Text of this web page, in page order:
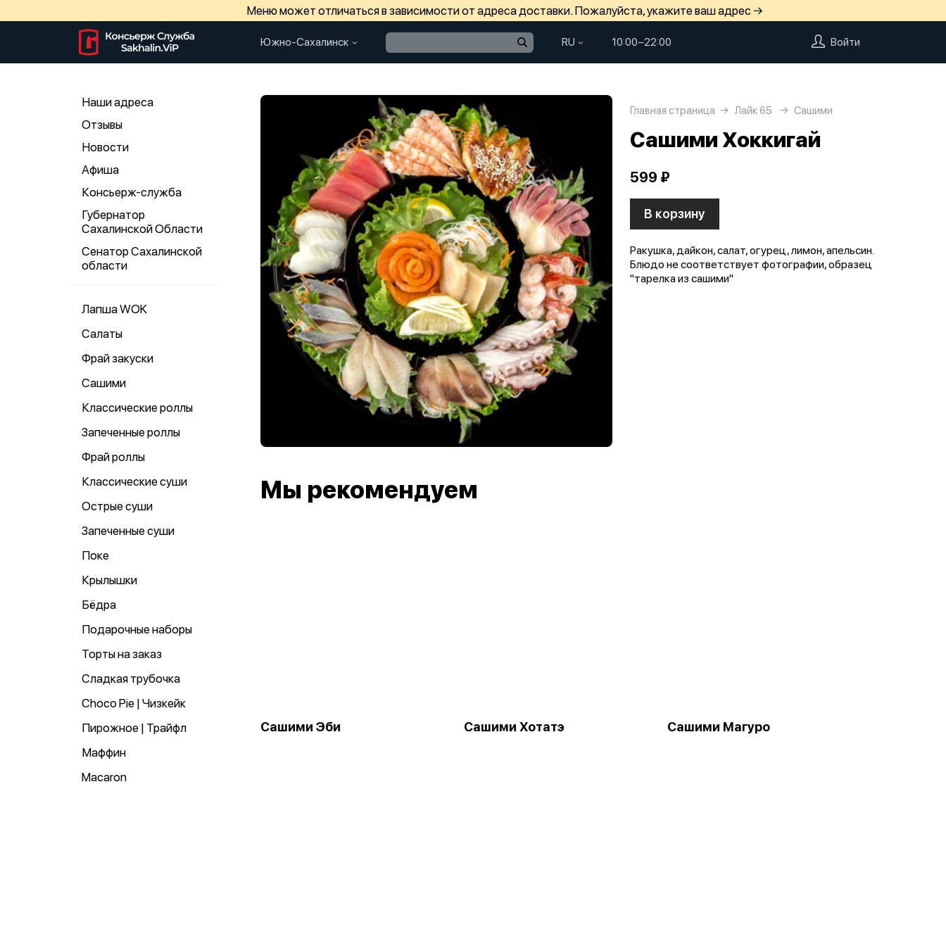
Меню может отличаться в зависимости от адреса доставки. Пожалуйста, укажите ваш адрес →
Южно-Сахалинск RU 10:00−22:00 Войти
Наши адреса
Отзывы
Новости
Афиша
Консьерж-служба
Губернатор
Сахалинской Области
Сенатор Сахалинской
области
Лапша WOK
Салаты
Фрай закуски
Сашими
Классические роллы
Запеченные роллы
Фрай роллы
Классические суши
Острые суши
Запеченные суши
Поке
Крылышки
Бёдра
Подарочные наборы
Торты на заказ
Сладкая трубочка
Choco Pie | Чизкейк
Пирожное | Трайфл
Маффин
Macaron
Главная страница Лайк 65 Сашими
Сашими Хоккигай
599 ₽
В корзину
Ракушка, дайкон, салат, огурец, лимон, апельсин.
Блюдо не соответствует фотографии, образец
"тарелка из сашими"
Мы рекомендуем
Сашими Эби Сашими Хотатэ Сашими Магуро